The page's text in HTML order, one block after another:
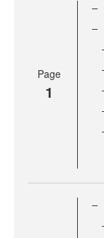
Page
1